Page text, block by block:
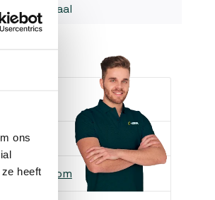
ons
heeft
staal